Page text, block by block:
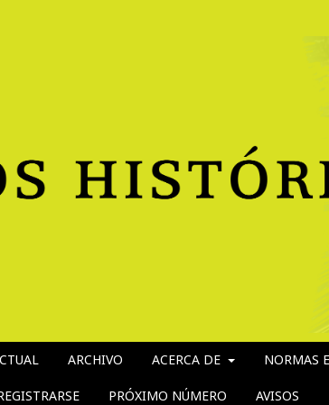
ARCHIVO ACERCA DE NORMAS
PRÓXIMO NÚMERO AVISOS